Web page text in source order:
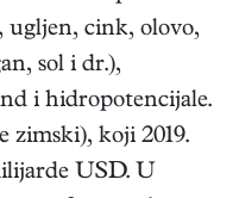
ugljen, cink, olovo,
sol i dr.),
i hidropotencijale.
zimski), koji 2019.
USD. U